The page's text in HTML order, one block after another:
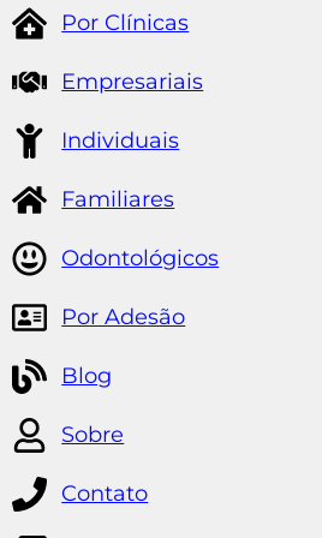
Por Clínicas
Empresariais
Individuais
Familiares
Odontológicos
Por Adesão
Blog
Sobre
Contato